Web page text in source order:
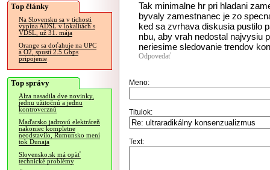
Top články
Na Slovensku sa v tichosti
vypína ADSL v lokalitách s
VDSL, už 31. mája
Orange sa doťahuje na UPC
a O2, spustí 2.5 Gbps
pripojenie
Top správy
Alza nasadila dve novinky,
jednu užitočnú a jednu
kontroverznú
Maďarsko jadrovú elektráreň
nakoniec kompletne
neodstavilo, Rumunsko mení
tok Dunaja
Slovensko.sk má opäť
technické problémy
Tak minimalne hr pri hladani
byvaly zamestnanec je zo
ked sa zvrhava diskusia pustilo
nbu, aby vrah nedostal najvysiu
neriesime sledovanie trendov
Odpovedať
Meno:
Titulok:
Text: